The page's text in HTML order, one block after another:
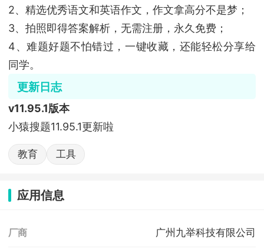
2、精选优秀语文和英语作文，作文拿高分不是梦；
3、拍照即得答案解析，无需注册，永久免费；
4、难题好题不怕错过，一键收藏，还能轻松分享给
同学。
更新日志
v11.95.1版本
小猿搜题11.95.1更新啦
教育 工具
应用信息
厂商 广州九举科技有限公司